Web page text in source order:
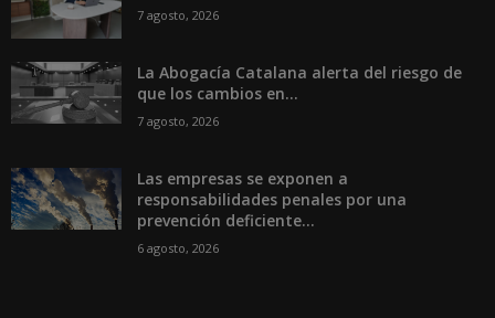
7 agosto, 2026
La Abogacía Catalana alerta del riesgo de
que los cambios en...
7 agosto, 2026
Las empresas se exponen a
responsabilidades penales por una
prevención deficiente...
6 agosto, 2026